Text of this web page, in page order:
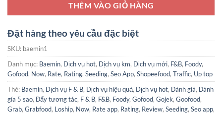
THÊM VÀO GIỎ HÀNG
Đặt hàng theo yêu cầu đặc biệt
SKU: baemin1
Danh mục: Baemin, Dịch vụ hot, Dịch vụ km, Dịch vụ mới, F&B, Foody,
Gofood, Now, Rate, Rating, Seeding, Seo App, Shopeefood, Traffic, Up top
Thẻ: Baemin, Dịch vụ F & B, Dịch vụ hiệu quả, Dịch vụ hot, Đánh giá, Đánh
gía 5 sao, Đẩy tương tác, F & B, F&B, Foody, Gofood, Gojek, Goofood,
Grab, Grabfood, Loship, Now, Rate app, Rating, Review, Seeding, Seo app,